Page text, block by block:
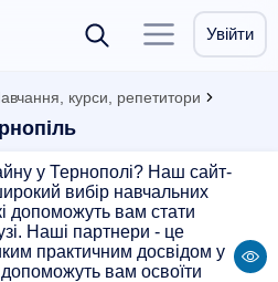
Увійти
курси, репетитори
у Тернополі? Наш сайт-
вибір навчальних
допоможуть вам стати
Наші партнери - це
практичним досвідом у
вам освоїти